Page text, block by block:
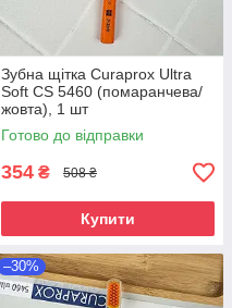
Зубна щітка Curaprox Ultra
Soft CS 5460 (помаранчева/
жовта), 1 шт
Готово до відправки
354 ₴ 508 ₴
Купити
–30%